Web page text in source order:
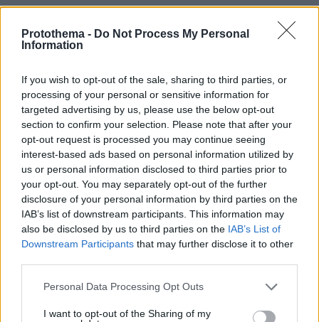
Protothema - Do Not Process My Personal
Information
If you wish to opt-out of the sale, sharing to third parties, or
processing of your personal or sensitive information for
targeted advertising by us, please use the below opt-out
section to confirm your selection. Please note that after your
opt-out request is processed you may continue seeing
interest-based ads based on personal information utilized by
us or personal information disclosed to third parties prior to
your opt-out. You may separately opt-out of the further
disclosure of your personal information by third parties on the
IAB’s list of downstream participants. This information may
also be disclosed by us to third parties on the IAB’s List of
Downstream Participants that may further disclose it to other
Please note that this website/app uses one or more Google
not limited to your visit or usage behaviour. You may click to
Personal Data Processing Opt Outs
I want to opt-out of the Sharing of my
Η αναιδεια! η αυθαδεια! για να γίνει γνωστή !!! στο
internet! Ήταν τιμή της που βρέθηκε με τον δήμαρχο
για να βγάλει μια φωτογραφια!! κριμα
ΑΠΑΝΤΗΣΗ
ΦΟΡΤΩΣΗ ΠΕΡΙΣΣΟΤΕΡΩΝ ΣΧΟΛΙΩΝ
ΠΡΟΣΘΗΚΗ ΣΧΟΛΙΟΥ
ΌΝΟΜΑ *